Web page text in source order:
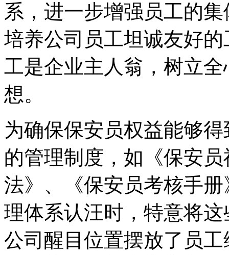
系，进一步增强员工的
培养公司员工坦诚友好
工是企业主人翁，树立
想。
为确保保安员权益能够
的管理制度，如《保安
法》、《保安员考核手
理体系认汪时，特意将
公司醒目位置摆放了员